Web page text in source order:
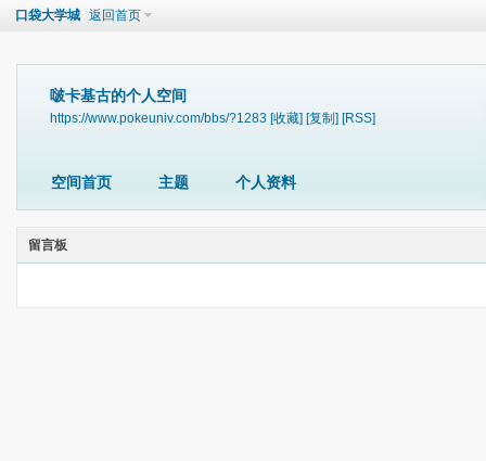
口袋大学城 返回首页
啵卡基古的个人空间
https://www.pokeuniv.com/bbs/?1283 [收藏] [复制] [RSS]
空间首页 主题 个人资料
留言板